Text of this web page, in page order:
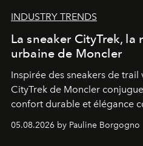
INDUSTRY TRENDS
La sneaker CityTrek,
urbaine de Moncler
Inspirée des sneakers de
CityTrek de Moncler
confort durable et élégance
05.08.2026 by Pauline Borgogno